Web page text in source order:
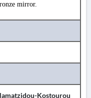
mirror.
Kostourou